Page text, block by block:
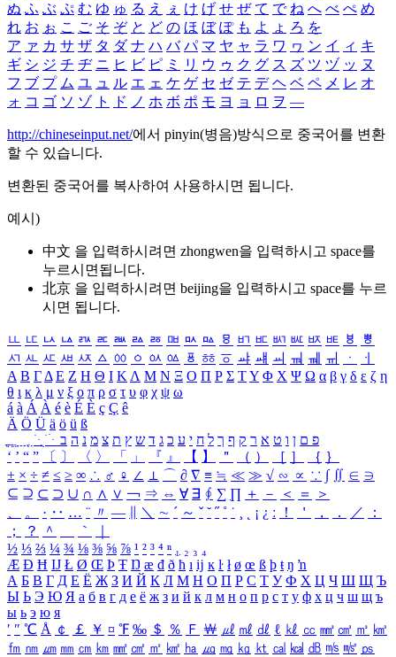
ぬ ふ ぶ ぷ む ゆ ゅ る え ぇ け げ せ ぜ て で ね へ べ ぺ め
れ お ぉ こ ご そ ぞ と ど の ほ ぼ ぽ も よ ょ ろ を
ア ァ カ サ ザ タ ダ ナ ハ バ パ マ ヤ ャ ラ ワ ヮ ン イ ィ キ
ギ シ ジ チ ヂ ニ ヒ ビ ピ ミ リ ウ ゥ ク グ ス ズ ツ ヅ ッ ヌ
フ ブ プ ム ユ ュ ル エ ェ ケ ゲ セ ゼ テ デ ヘ ベ ペ メ レ オ
ォ コ ゴ ソ ゾ ト ド ノ ホ ボ ポ モ ヨ ョ ロ ヲ ―
http://chineseinput.net/에서 pinyin(병음)방식으로 중국어를 변환
할 수 있습니다.
변환된 중국어를 복사하여 사용하시면 됩니다.
예시)
中文 을 입력하시려면 zhongwen을 입력하시고 space를
누르시면됩니다.
北京 을 입력하시려면 beijing을 입력하시고 space를 누르
시면 됩니다.
ㅥ ㅦ ㅧ ㅨ ㅩ ㅪ ㅫ ㅬ ㅭ ㅮ ㅯ ㅰ ㅱ ㅲ ㅳ ㅴ ㅵ ㅶ ㅷ ㅸ
ㅹ
ㅺ ㅻ ㅼ ㅽ ㅾ ㅿ ㆀ ㆁ ㆂ ㆃ ㆄ ㆅ ㆆ ㆇ ㆈ ㆉ ㆊ ㆋ ㆌ ㆍ
ㆎ
Α Β ΓΔ Ε Ζ Η Θ Ι ΚΛ Μ Ν Ξ Ο Π Ρ Σ ΤΥ Φ Χ Ψ Ω α β γ δ ε ζ η
θ ι κ λ μ ν ξ ο π ρ σ τ υ φ χ ψ ω
á à Á À é è É È ç Ç ê
Ä Ö Ü ä ö ü ß
ִֶֹ ֻּ ׁׂ פ ם ן ו ט א ר ק ף ך ל ח י ע כ ג ד ש ץ ת צ מ נ ה ב
‘ ’ “ ” 〔 〕 〈 〉 「 」 『 』 【 】 ＂ （ ） ［ ］ ｛ ｝
± × ÷ ≠ ≤ ≥ ∞ ∴ ♂ ♀ ∠ ⊥ ⌒ ∂ ∇ ≡ ≒ ≪ ≫ √ ∽ ∝ ∵ ∫ ∬ ∈ ∋
⊆ ⊇ ⊂ ⊃ ∪ ∩ ∧ ∨ ￢ ⇒ ⇔ ∀ ∃ ∮ ∑ ∏ ＋ － ＜ ＝
＞
、
。 · ‥ … ¨ 〃 ― ＼ ∼ ´ ～ ˇ ˘ ˝ ˚ ˙ ¸ ¡ ¿ ː ！ ＇ ， ． ／
：
；
？ ＾ ｀
½ ⅓ ⅔ ¼ ¾ ⅛ ⅜ ⅝ ⅞ ¹ ² ³ ⁴ ⁿ ₁ ₂ ₃ ₄
Æ Ð Ħ Ĳ Ł Ø Œ Þ Ŧ Ŋ æ đ ð ħ ı ĳ ĸ ŀ ł ø œ ß þ ŧ ŋ ŉ
А Б В Г Д Е Ё Ж З И Й К Л М Н О П Р С Т У Ф Х Ц Ч Ш Щ Ъ
Ы Ь Э Ю Я а б в г д е ё ж з и й к л м н о п р с т у ф х ц ч ш щ ъ
ы ь э ю я
′ ″ ℃ Å ￠ ￡ ￥ ¤ ℉ ‰ ＄ ％ Ｆ ￦ ㎕ ㎖ ㎗ ℓ ㎘ ㏄ ㎣ ㎤ ㎥ ㎦
㎙ ㎚ ㎛ ㎜ ㎝ ㎞ ㎟ ㎠ ㎡ ㎢ ㏊ ㎍ ㎎ ㎏ ㏏ ㎈ ㎉ ㏈ ㎧ ㎨ ㎰